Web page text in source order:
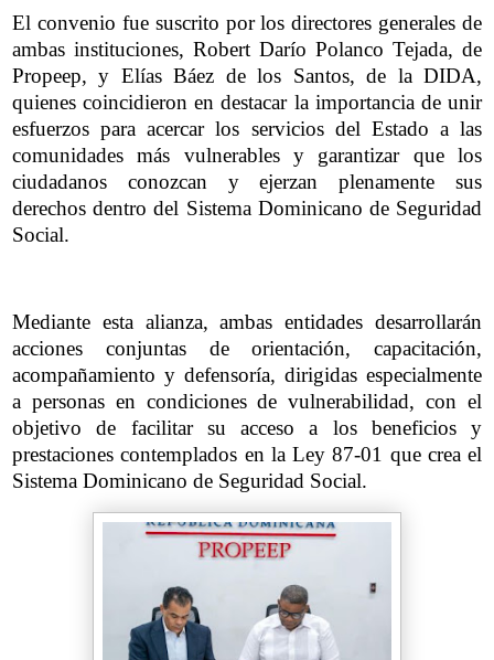
El convenio fue suscrito por los directores generales de
ambas instituciones, Robert Darío Polanco Tejada, de
Propeep, y Elías Báez de los Santos, de la DIDA,
quienes coincidieron en destacar la importancia de unir
esfuerzos para acercar los servicios del Estado a las
comunidades más vulnerables y garantizar que los
ciudadanos conozcan y ejerzan plenamente sus
derechos dentro del Sistema Dominicano de Seguridad
Social.
Mediante esta alianza, ambas entidades desarrollarán
acciones conjuntas de orientación, capacitación,
acompañamiento y defensoría, dirigidas especialmente
a personas en condiciones de vulnerabilidad, con el
objetivo de facilitar su acceso a los beneficios y
prestaciones contemplados en la Ley 87-01 que crea el
Sistema Dominicano de Seguridad Social.